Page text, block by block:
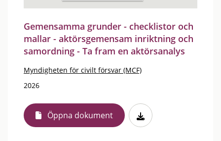
Gemensamma grunder - checklistor och
mallar - aktörsgemensam inriktning och
samordning - Ta fram en aktörsanalys
Myndigheten för civilt försvar (MCF)
2026
Öppna dokument